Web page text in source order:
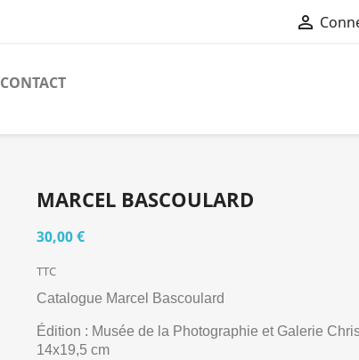

CONTACT
MARCEL BASCOULARD
30,00 €
TTC
Catalogue Marcel Bascoulard
Édition : Musée de la Photographie et Galerie
14x19,5 cm